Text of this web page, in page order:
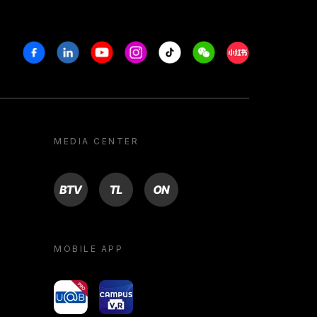
FacebookLinkedinYoutubeInstagram
Tiktok WeechatXiaohongshu/
MEDIA CENTER
BTV TL ON
MOBILE APP
yoU@B Campus VR